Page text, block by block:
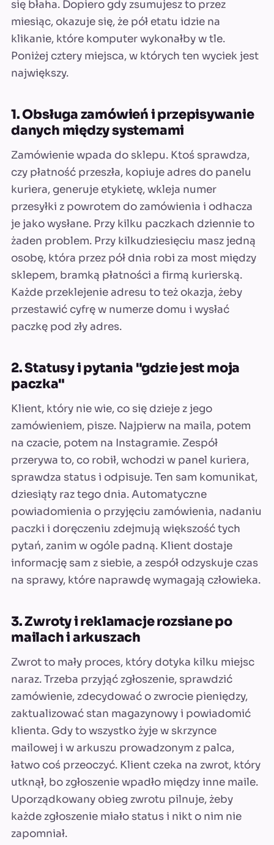
się błaha. Dopiero gdy zsumujesz to przez
miesiąc, okazuje się, że pół etatu idzie na
klikanie, które komputer wykonałby w tle.
Poniżej cztery miejsca, w których ten wyciek jest
największy.
1. Obsługa zamówień i przepisywanie
danych między systemami
Zamówienie wpada do sklepu. Ktoś sprawdza,
czy płatność przeszła, kopiuje adres do panelu
kuriera, generuje etykietę, wkleja numer
przesyłki z powrotem do zamówienia i odhacza
je jako wysłane. Przy kilku paczkach dziennie to
żaden problem. Przy kilkudziesięciu masz jedną
osobę, która przez pół dnia robi za most między
sklepem, bramką płatności a firmą kurierską.
Każde przeklejenie adresu to też okazja, żeby
przestawić cyfrę w numerze domu i wysłać
paczkę pod zły adres.
2. Statusy i pytania "gdzie jest moja
paczka"
Klient, który nie wie, co się dzieje z jego
zamówieniem, pisze. Najpierw na maila, potem
na czacie, potem na Instagramie. Zespół
przerywa to, co robił, wchodzi w panel kuriera,
sprawdza status i odpisuje. Ten sam komunikat,
dziesiąty raz tego dnia. Automatyczne
powiadomienia o przyjęciu zamówienia, nadaniu
paczki i doręczeniu zdejmują większość tych
pytań, zanim w ogóle padną. Klient dostaje
informację sam z siebie, a zespół odzyskuje czas
na sprawy, które naprawdę wymagają człowieka.
3. Zwroty i reklamacje rozsiane po
mailach i arkuszach
Zwrot to mały proces, który dotyka kilku miejsc
naraz. Trzeba przyjąć zgłoszenie, sprawdzić
zamówienie, zdecydować o zwrocie pieniędzy,
zaktualizować stan magazynowy i powiadomić
klienta. Gdy to wszystko żyje w skrzynce
mailowej i w arkuszu prowadzonym z palca,
łatwo coś przeoczyć. Klient czeka na zwrot, który
utknął, bo zgłoszenie wpadło między inne maile.
Uporządkowany obieg zwrotu pilnuje, żeby
każde zgłoszenie miało status i nikt o nim nie
zapomniał.